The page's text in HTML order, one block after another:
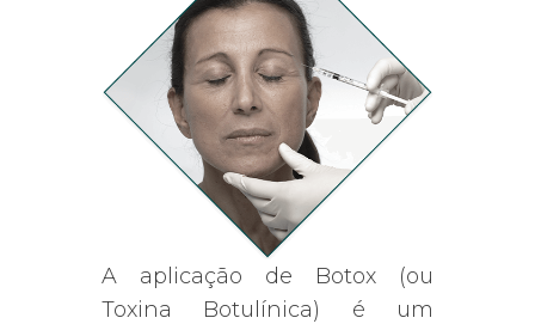
A aplicação de Botox (ou
Toxina Botulínica) é um